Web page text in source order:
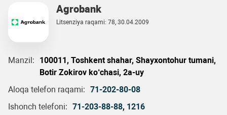
Agrobank
Litsenziya raqami: 78, 30.04.2009
Manzil:
100011, Toshkent shahar, Shayxontohur tumani,
Botir Zokirov ko‘chasi, 2a-uy
Aloqa telefon raqami: 71-202-80-08
Ishonch telefoni: 71-203-88-88, 1216